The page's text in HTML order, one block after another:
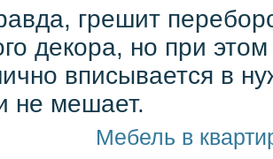
грешит
декора, но при
вписывается в
не мешает.
Мебель в